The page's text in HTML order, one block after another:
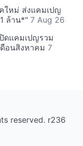
ใหม่ ส่งแคมเปญ
ล้าน*" 7 Aug 26
ดแคมเปญรวม
อนสิงหาคม 7
reserved. r236